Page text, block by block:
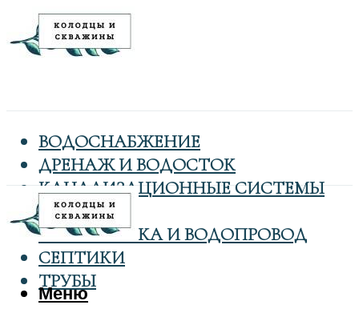
ВОДОСНАБЖЕНИЕ
ДРЕНАЖ И ВОДОСТОК
КАНАЛИЗАЦИОННЫЕ СИСТЕМЫ
КОЛОДЦЫ
САНТЕХНИКА И ВОДОПРОВОД
СЕПТИКИ
ТРУБЫ
Меню